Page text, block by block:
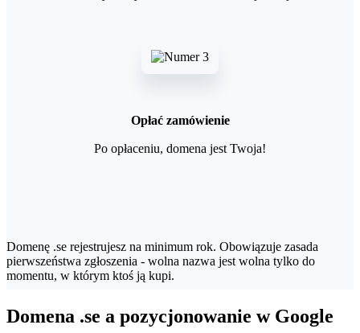
Opłać zamówienie
Po opłaceniu, domena jest Twoja!
Domenę .se rejestrujesz na minimum rok. Obowiązuje zasada
pierwszeństwa zgłoszenia - wolna nazwa jest wolna tylko do
momentu, w którym ktoś ją kupi.
Domena .se a pozycjonowanie w Google